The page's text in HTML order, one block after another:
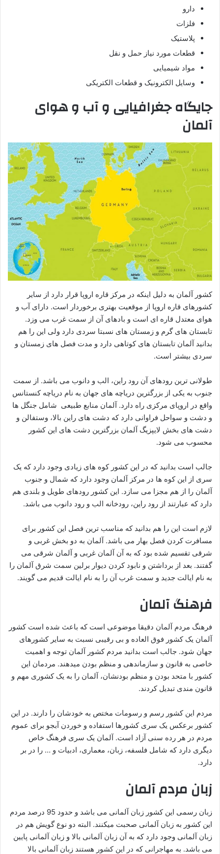
دارو
فلزات
پلاستیک
قطعات مورد نیاز حمل و نقل
مواد شیمیایی
وسایل الکترونیک و قطعات الکتریکی
جایگاه جغرافیایی و آب و هوای
آلمان
کشور آلمان به دلیل اینکه در مرکز قاره اروپا قرار دارد از سایر
کشورهای قاره اروپا از موقعیت بهتری برخوردار است. دارای آب و
هوای معتدل قاره ای است و بادهای آن از سمت غرب می وزد.
تابستان های گرم و زمستان های نسبتا سردی دارد ولی این را هم
بدانید آلمان تابستان های کوتاهی دارد و مدت فصل های زمستان و
سردی بیشتر است.
طولانی ترین رودهای آن رود راین، الب و دانوب می باشد. از سمت
جنوب به یکی از بزرگترین دریاچه های جهان به نام دریاچه کنستانس
واقع در اروپای مرکزی راه دارد. آلمان منابع طبیعی شامل جنگل ها
و دشت و سواحل فراوانی دارد که دشت های راین بالا، وستفالن و
دشت های بخش لایپزیگ آلمان بزرگترین دشت های این کشور
محسوب می شود.
جالب است بدانید که در این کشور کوه های زیادی وجود دارد که یک
سری از این کوه ها در مرکز آلمان وجود دارد که شمال و جنوب
آلمان را از هم مجزا می سازد. این کشور رودهای طویل و بلندی هم
دارد که عبارتند از رود راین، رودخانه الب و رود دانوب می باشد.
لازم است این را هم بدانید که مناسب ترین فصل این کشور برای
مسافرت کردن فصل بهار می باشد. آلمان به دو بخش غربی و
شرقی تقسیم شده بود که به آن آلمان غربی و آلمان شرقی می
گفتند. بعد از برداشتن و نابود کردن دیوار برلین سمت شرق آلمان را
به نام ایالت جدید و سمت غرب آن را به نام ایالت قدیم می گویند.
فرهنگآلمان
فرهنگ مردم آلمان دقیقا موضوعی است که باعث شده است کشور
آلمان یک کشور فوق العاده و بی رقیبی نسبت به سایر کشورهای
جهان شود. جالب است بدانید مردم کشور آلمان توجه و اهمیت
خاصی به قانون و سازماندهی و منظم بودن میدهند. مردمان این
کشور با متحد بودن و منظم بودنشان، آلمان را به یک کشوری مهم و
قانون مندی تبدیل کردند.
مردم این کشور رسم و رسومات مختص به خودشان را دارند. در این
کشور برعکس یک سری کشورها استفاده و خوردن آبجو برای عموم
مردم در هر رده سنی آزاد است. آلمان یک سری فرهنگ خاص
دیگری دارد که شامل فلسفه، زبان، معماری، ادبیات و … را در بر
دارد.
زبان مردم آلمان
زبان رسمی این کشور زبان آلمانی می باشد و حدود 95 درصد مردم
این کشور به زبان آلمانی صحبت میکنند. البته دو نوع گویش هم در
زبان آلمانی وجود دارد که به آن زبان آلمانی بالا و زبان آلمانی پایین
می باشد. به مهاجرانی که در این کشور هستند زبان آلمانی بالا